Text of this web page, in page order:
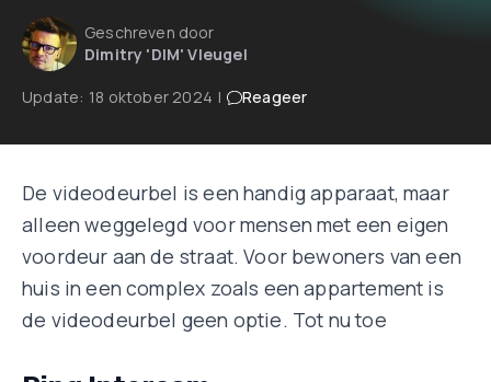
Geschreven door
Dimitry 'DIM' Vleugel
Update: 18 oktober 2024 | Reageer
De videodeurbel is een handig apparaat, maar
alleen weggelegd voor mensen met een eigen
voordeur aan de straat. Voor bewoners van een
huis in een complex zoals een appartement is
de videodeurbel geen optie. Tot nu toe